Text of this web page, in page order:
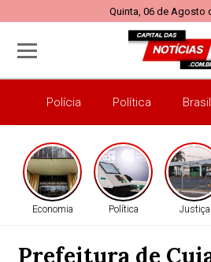
Quinta, 06 de Agosto
Polícia Política Brasil
Economia Política Justiça
Prefeitura de